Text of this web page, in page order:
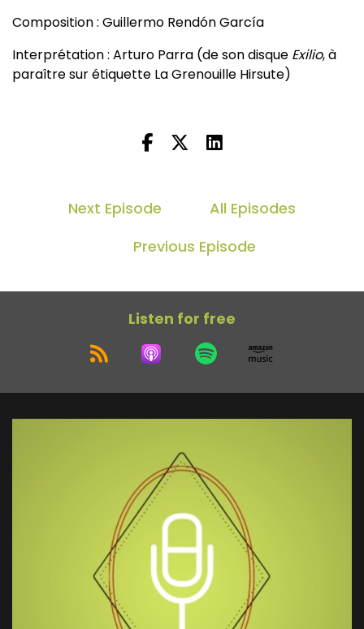
Composition : Guillermo Rendón García
Interprétation : Arturo Parra (de son disque Exilio, à
paraître sur étiquette La Grenouille Hirsute)
Next Episode
All Episodes
Previous Episode
Listen for free